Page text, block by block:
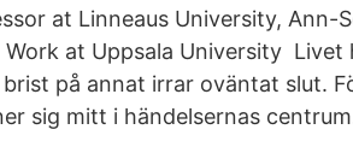
at Linneaus University, Ann-
Work at Uppsala University
på annat irrar oväntat slut.
sig mitt i händelsernas